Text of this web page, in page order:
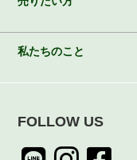
私たちのこと
FOLLOW US